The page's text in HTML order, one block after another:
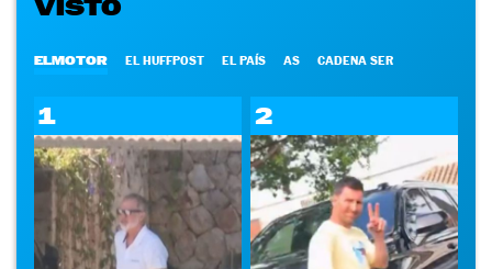
VISTO
ELMOTOR EL HUFFPOST EL PAÍS AS CADENA SER
1 2